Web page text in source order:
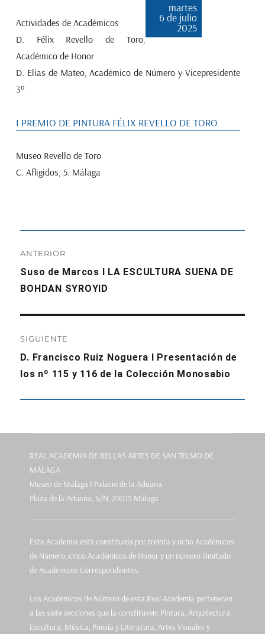
martes
6 de julio
2025
Actividades de Académicos
D. Félix Revello de Toro,
Académico de Honor
D. Elias de Mateo, Académico de Número y Vicepresidente
3º
I PREMIO DE PINTURA FÉLIX REVELLO DE TORO
Museo Revello de Toro
C. Afligidos, 5. Málaga
de
entradas
ANTERIOR
Entrada
anterior:
Suso de Marcos I LA ESCULTURA SUENA DE
BOHDAN SYROYID
SIGUIENTE
Entrada
siguiente:
D. Francisco Ruiz Noguera I Presentación de
los nº 115 y 116 de la Colección Monosabio
REAL ACADEMIA DE BELLAS ARTES DE SAN TELMO DE
MÁLAGA
Museo de Málaga I Palacio de la Aduana.
Plaza de la Aduana, S/N, 29015 Málaga
Esta Academia está constituida por treinta y ocho Académicos
de Número, cinco Académicos de Honor y un número ilimitado
de Académicos Correspondientes.
Los Académicos de Número de esta Real Academia pertenecen
a las siete secciones que la constituyen: Pintura, Arquitectura,
Escultura, Música, Poesía y Literatura, Artes Visuales y